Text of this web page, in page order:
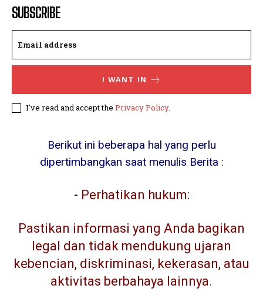
SUBSCRIBE
I WANT IN
I've read and accept the Privacy Policy.
Berikut ini beberapa hal yang perlu
dipertimbangkan saat menulis Berita :
- Perhatikan hukum:
Pastikan informasi yang Anda bagikan
legal dan tidak mendukung ujaran
kebencian, diskriminasi, kekerasan, atau
aktivitas berbahaya lainnya.